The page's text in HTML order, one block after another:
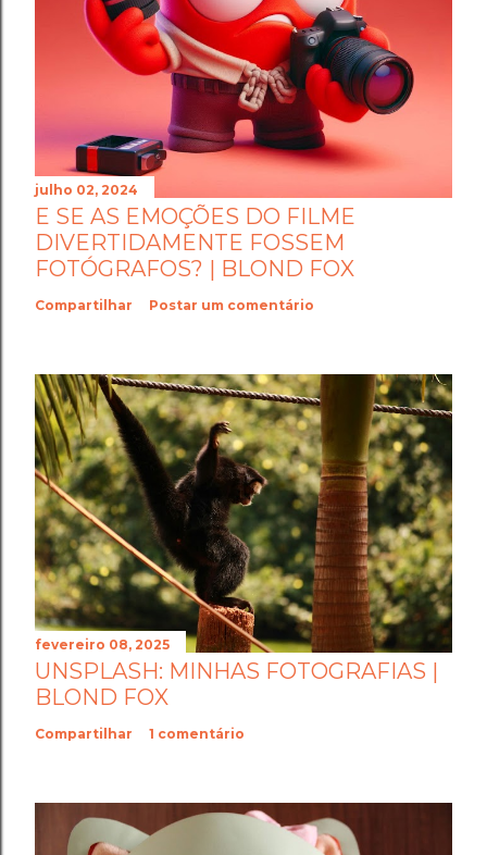
julho 02, 2024
E SE AS EMOÇÕES DO FILME
DIVERTIDAMENTE FOSSEM
FOTÓGRAFOS? | BLOND FOX
Compartilhar Postar um comentário
fevereiro 08, 2025
UNSPLASH: MINHAS FOTOGRAFIAS |
BLOND FOX
Compartilhar 1 comentário